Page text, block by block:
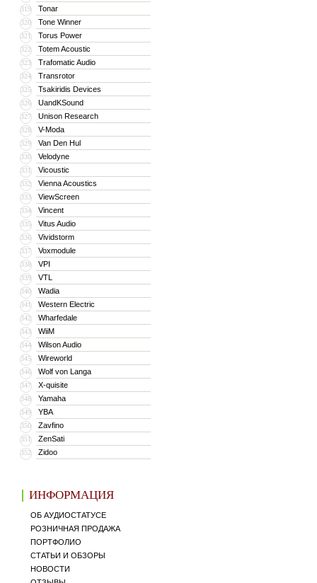
319 Tonar
320 Tone Winner
321 Torus Power
322 Totem Acoustic
323 Trafomatic Audio
324 Transrotor
325 Tsakiridis Devices
326 UandKSound
327 Unison Research
328 V-Moda
329 Van Den Hul
330 Velodyne
331 Vicoustic
332 Vienna Acoustics
333 ViewScreen
334 Vincent
335 Vitus Audio
336 Vividstorm
337 Voxmodule
338 VPI
339 VTL
340 Wadia
341 Western Electric
342 Wharfedale
343 WiiM
344 Wilson Audio
345 Wireworld
346 Wolf von Langa
347 X-quisite
348 Yamaha
349 YBA
350 Zavfino
351 ZenSati
352 Zidoo
ИНФОРМАЦИЯ
ОБ АУДИОСТАТУСЕ
РОЗНИЧНАЯ ПРОДАЖА
ПОРТФОЛИО
СТАТЬИ И ОБЗОРЫ
НОВОСТИ